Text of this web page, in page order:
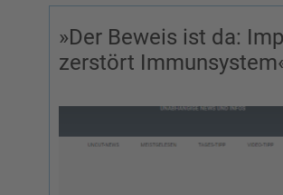
»Der Beweis ist da:
zerstört